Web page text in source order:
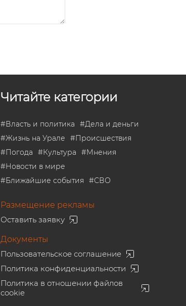
Читайте категории
#Власть и политика #Дела и деньги
#Жизнь на Урале #Происшествия
#Погода #Культура #Мнения
#Новости в мире
#Ближайшие события #СВО
Размещение рекламы
Оставить заявку
Документы
Пользовательское соглашение
Политика конфиденциальности
Политика в отношении файлов
cookie